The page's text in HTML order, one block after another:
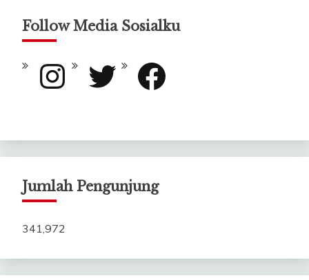
Follow Media Sosialku
Instagram Twitter Facebook
Jumlah Pengunjung
341,972